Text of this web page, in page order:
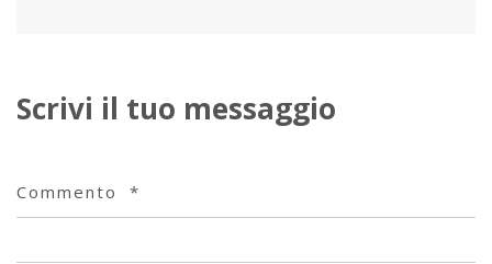
Scrivi il tuo messaggio
Commento *